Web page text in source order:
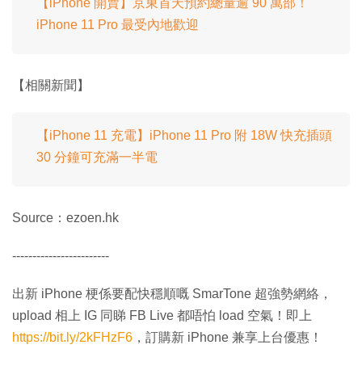
【iPhone 開賣】京東首天預約總量逾 90 萬部！
iPhone 11 Pro 最受內地歡迎
【相關新聞】
【iPhone 11 充電】iPhone 11 Pro 附 18W 快充插頭
30 分鐘可充滿一半電
Source：ezoen.hk
------------------------
出新 iPhone 梗係要配快穩順嘅 SmarTone 超強勢網絡，
upload 相上 IG 同睇 FB Live 都唔怕 load 空氣！即上
https://bit.ly/2kFHzF6 ，訂購新 iPhone 兼享上台優惠！